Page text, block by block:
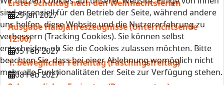
Erster Schultag nach den Weihnachtsferien
29 Jan 2027
Ausgabe Halbjahreszeugnisse (Unterrichtsende
12:00)
05 Feb 2027
1. beweglicher Ferientag (Faschingsfreitag)
08 Feb 2027
sind essenziell für den Betrieb der Seite, während andere
uns helfen, diese Website und die Nutzererfahrung zu
verbessern (Tracking Cookies). Sie können selbst
entscheiden, ob Sie die Cookies zulassen möchten. Bitte
beachten Sie, dass bei einer Ablehnung womöglich nicht
mehr alle Funktionalitäten der Seite zur Verfügung stehen.